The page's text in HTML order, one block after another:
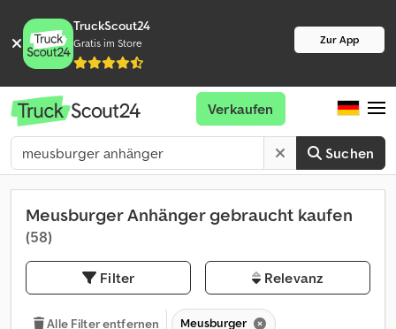
TruckScout24
Gratis im Store Zur App
Suchen
Verkaufen
Meusburger Anhänger gebraucht kaufen
(58)
Filter Relevanz
Alle Filter entfernen Meusburger